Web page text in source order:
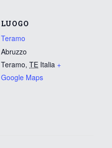
LUOGO
Teramo
Abruzzo
Teramo, TE Italia +
Google Maps